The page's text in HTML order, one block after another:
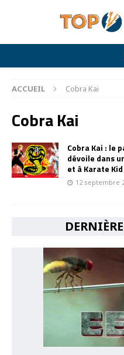
ACCUEIL Cobra Kai
Cobra Kai
Cobra Kai : le
dévoile dans
et à Karate Kid
12 septembre